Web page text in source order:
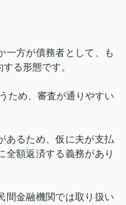
一方が債務者として、も
る形態です。
ため、審査が通りやすい
あるため、仮に夫が支払
全額返済する義務があり
間金融機関では取り扱い